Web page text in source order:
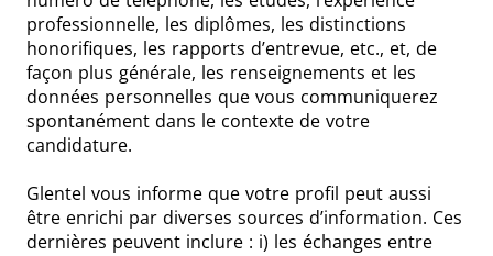
professionnelle, les diplômes, les distinctions
honorifiques, les rapports d’entrevue, etc., et, de
façon plus générale, les renseignements et les
données personnelles que vous communiquerez
spontanément dans le contexte de votre
candidature.
Glentel vous informe que votre profil peut aussi
être enrichi par diverses sources d’information. Ces
dernières peuvent inclure : i) les échanges entre